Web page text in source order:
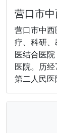
营口市
营口市中
疗、科研
医结合医
医院。历
第二人民